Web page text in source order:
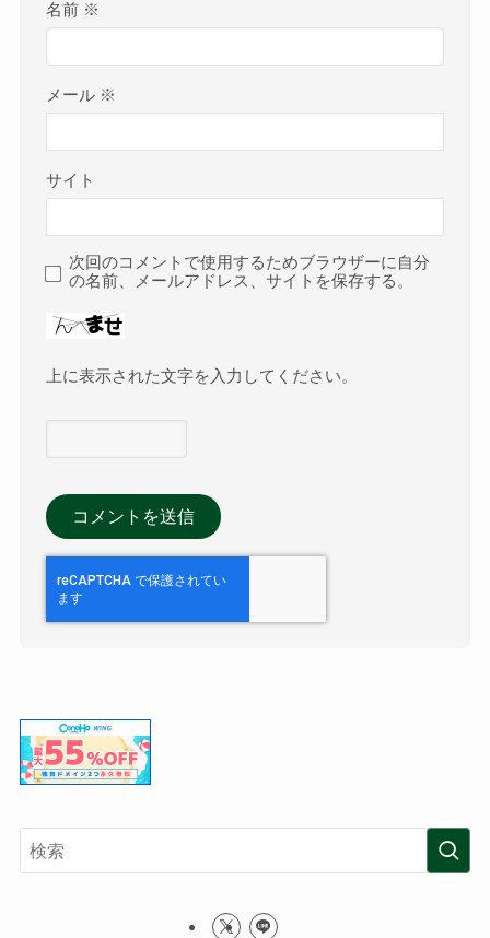
名前 ※
メール ※
サイト
次回のコメントで使用するためブラウザーに自分
の名前、メールアドレス、サイトを保存する。
上に表示された文字を入力してください。